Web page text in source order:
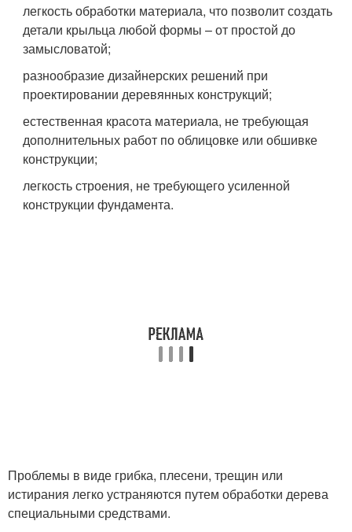
легкость обработки материала, что позволит создать
детали крыльца любой формы – от простой до
замысловатой;
разнообразие дизайнерских решений при
проектировании деревянных конструкций;
естественная красота материала, не требующая
дополнительных работ по облицовке или обшивке
конструкции;
легкость строения, не требующего усиленной
конструкции фундамента.
Проблемы в виде грибка, плесени, трещин или
истирания легко устраняются путем обработки дерева
специальными средствами.